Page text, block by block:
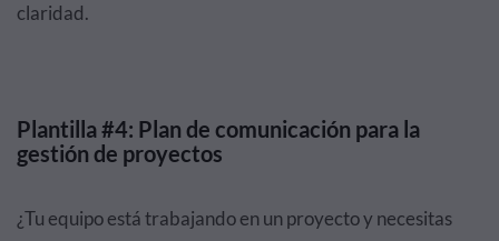
claridad.
Plantilla #4: Plan de comunicación para la
gestión de proyectos
¿Tu equipo está trabajando en un proyecto y necesitas